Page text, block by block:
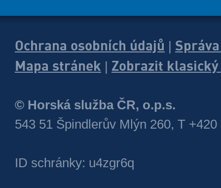
Ochrana osobních údajů
Mapa stránek
Zobrazit
© Horská služba ČR, o.p.s.
543 51 Špindlerův Mlýn 260, T +420
ID schránky: u4zgr6q